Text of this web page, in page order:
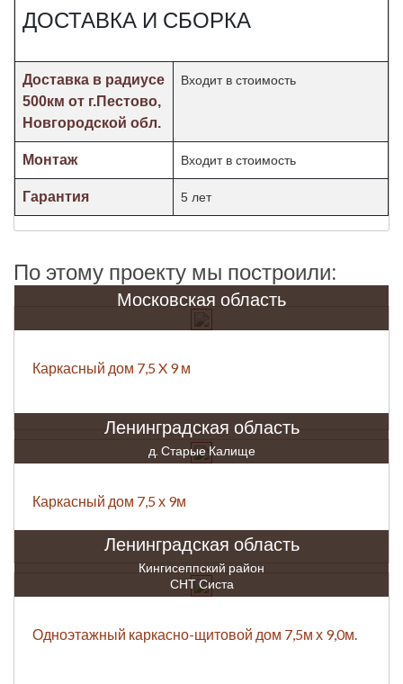
ДОСТАВКА И СБОРКА
Доставка в радиусе
500км от г.Пестово,
Новгородской обл.
Входит в стоимость
Монтаж Входит в стоимость
Гарантия 5 лет
По этому проекту мы построили:
Московская область
Каркасный дом 7,5 X 9 м
Ленинградская область
д. Старые Калище
Каркасный дом 7,5 х 9м
Ленинградская область
Кингисеппский район
СНТ Систа
Одноэтажный каркасно-щитовой дом 7,5м х 9,0м.